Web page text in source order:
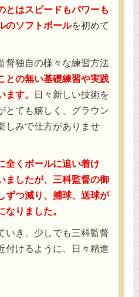
とはスピードもパワーも
のソフトボールを初めて
督独自の様々な練習方法
との無い基礎練習や実践
す。 日々新しい技術を
とても嬉しく、グラウン
しみで仕方がありませ
全くボールに追い着け
ましたが、三科監督の御
ずつ減り、捕球、送球が
りました。
いき、少しでも三科監督
付けるように、日々精進